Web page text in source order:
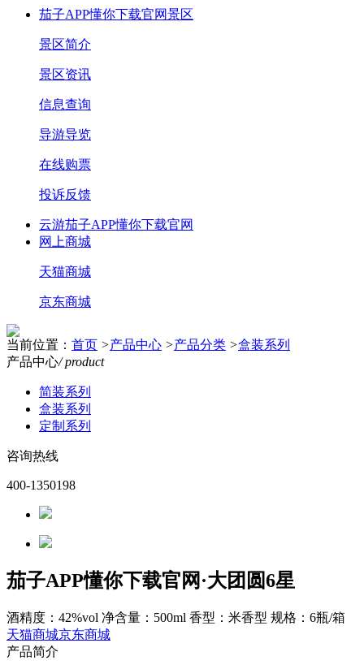
茄子APP懂你下载官网景区
景区简介
景区资讯
信息查询
导游导览
在线购票
投诉反馈
云游茄子APP懂你下载官网
网上商城
天猫商城
京东商城
当前位置： 首页 >产品中心 >产品分类 >盒装系列
产品中心/ product
简装系列
盒装系列
定制系列
咨询热线
400-1350198
茄子APP懂你下载官网·大团圆6星
酒精度：42%vol 净含量：500ml 香型：米香型 规格：6瓶/箱
天猫商城京东商城
产品简介